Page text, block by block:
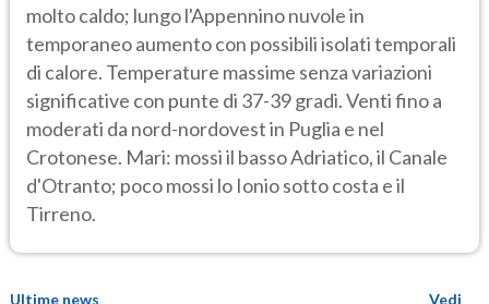
molto caldo; lungo l'Appennino nuvole in
temporaneo aumento con possibili isolati temporali
di calore. Temperature massime senza variazioni
significative con punte di 37-39 gradi. Venti fino a
moderati da nord-nordovest in Puglia e nel
Crotonese. Mari: mossi il basso Adriatico, il Canale
d'Otranto; poco mossi lo Ionio sotto costa e il
Tirreno.
Ultime news Vedi